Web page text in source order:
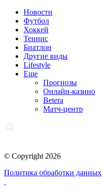
Новости
Футбол
Хоккей
Теннис
Биатлон
Другие виды
Lifestyle
Еще
Прогнозы
Онлайн-казино
Betera
Матч-центр
© Copyright 2026
Политика обработки данных